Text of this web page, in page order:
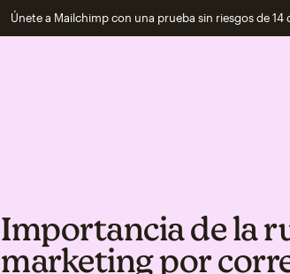
Únete a Mailchimp con una prueba sin riesgos de 14
Importancia de la
marketing por